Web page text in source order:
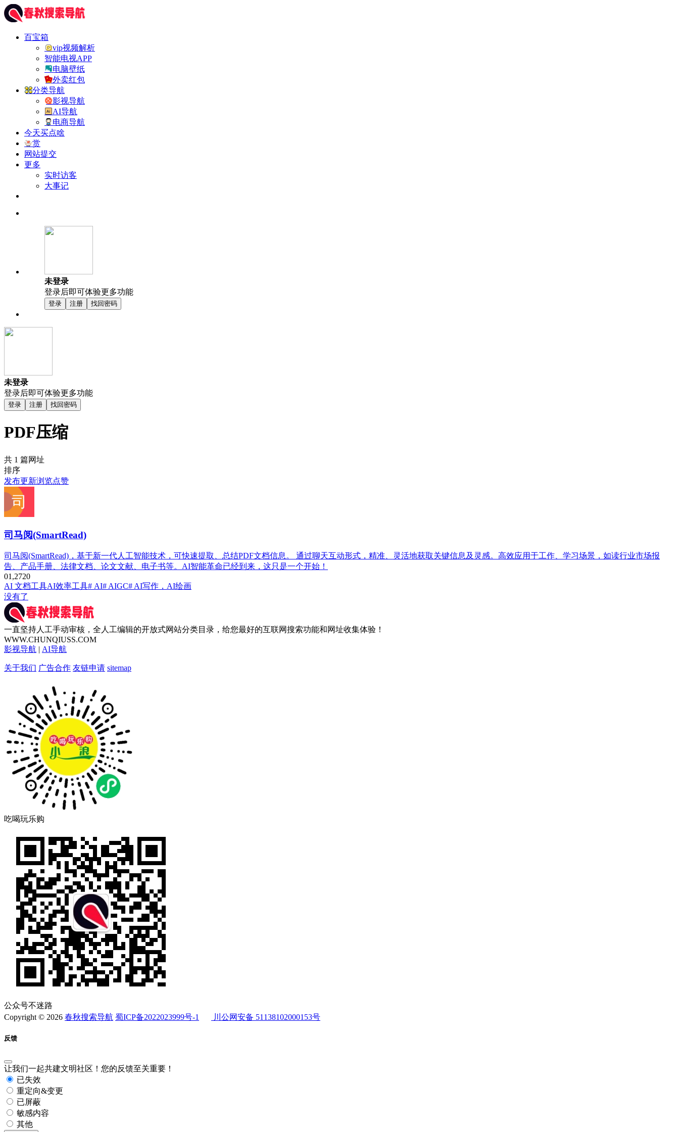
百宝箱
vip视频解析
智能电视APP
电脑壁纸
外卖红包
分类导航
影视导航
AI导航
电商导航
今天买点啥
赏
网站提交
更多
实时访客
大事记
未登录
登录后即可体验更多功能
登录 注册 找回密码
未登录
登录后即可体验更多功能
登录 注册 找回密码
PDF压缩
共 1 篇网址
排序
发布更新浏览点赞
司马阅(SmartRead)
司马阅(SmartRead)，基于新一代人工智能技术，可快速提取、总结PDF文档信息。 通过聊天互动形式，精准、灵活地获取关键信息及灵感。高效应用于工作、学习场景，如读行业市场报
告、产品手册、法律文档、论文文献、电子书等。AI智能革命已经到来，这只是一个开始！
01,2720
AI 文档工具AI效率工具# AI# AIGC# AI写作，AI绘画
没有了
一直坚持人工手动审核，全人工编辑的开放式网站分类目录，给您最好的互联网搜索功能和网址收集体验！
WWW.CHUNQIUSS.COM
影视导航 | AI导航
关于我们 广告合作 友链申请 sitemap
吃喝玩乐购
公众号不迷路
Copyright © 2026 春秋搜索导航 蜀ICP备2022023999号-1 川公网安备 51138102000153号
反馈
让我们一起共建文明社区！您的反馈至关重要！
已失效
重定向&变更
已屏蔽
敏感内容
其他